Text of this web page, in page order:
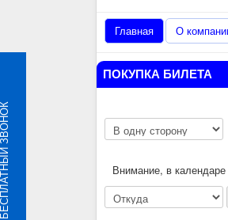
Главная О
ПОКУПКА БИЛЕТА
Внимание, в